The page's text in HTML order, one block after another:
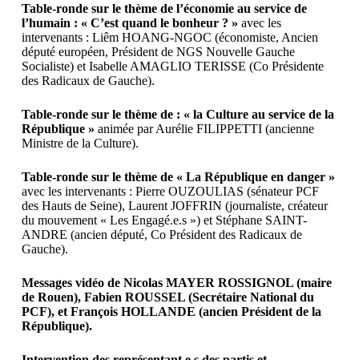
Table-ronde sur le thème de l’économie au service de
l’humain : « C’est quand le bonheur ? » avec les
intervenants : Liêm HOANG-NGOC (économiste, Ancien
député européen, Président de NGS Nouvelle Gauche
Socialiste) et Isabelle AMAGLIO TERISSE (Co Présidente
des Radicaux de Gauche).
Table-ronde sur le thème de : « la Culture au service de la
République » animée par Aurélie FILIPPETTI (ancienne
Ministre de la Culture).
Table-ronde sur le thème de « La République en danger »
avec les intervenants : Pierre OUZOULIAS (sénateur PCF
des Hauts de Seine), Laurent JOFFRIN (journaliste, créateur
du mouvement « Les Engagé.e.s ») et Stéphane SAINT-
ANDRE (ancien député, Co Président des Radicaux de
Gauche).
Messages vidéo de Nicolas MAYER ROSSIGNOL (maire
de Rouen), Fabien ROUSSEL (Secrétaire National du
PCF), et François HOLLANDE (ancien Président de la
République).